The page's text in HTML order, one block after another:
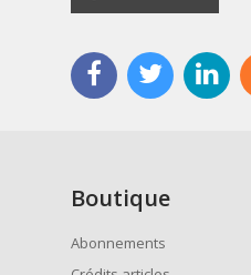
Boutique
Abonnements